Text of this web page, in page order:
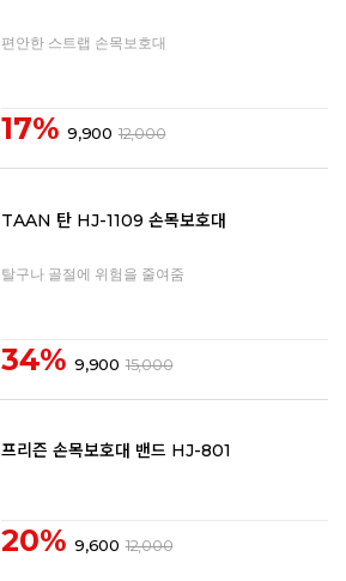
편안한 스트랩 손목보호대
17% 9,900 12,000
TAAN 탄 HJ-1109 손목보호대
탈구나 골절에 위험을 줄여줌
34% 9,900 15,000
프리즌 손목보호대 밴드 HJ-801
20% 9,600 12,000